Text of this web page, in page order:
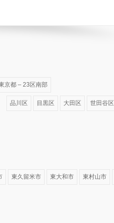
京都 – 23区南部
品川区 目黒区 大田区 世田谷区
東久留米市 東大和市 東村山市